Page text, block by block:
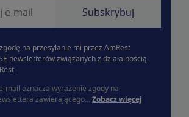
na przesyłanie mi przez AmRest
newsletterów związanych z działalnością
mail oznacza wyrażenie zgody na
zawierającego... Zobacz więcej